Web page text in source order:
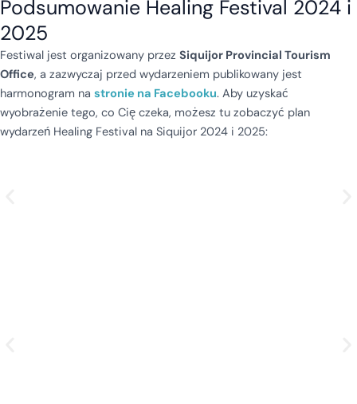
Podsumowanie Healing Festival 2024 i
2025
Festiwal jest organizowany przez Siquijor Provincial Tourism
Office, a zazwyczaj przed wydarzeniem publikowany jest
harmonogram na stronie na Facebooku. Aby uzyskać
wyobrażenie tego, co Cię czeka, możesz tu zobaczyć plan
wydarzeń Healing Festival na Siquijor 2024 i 2025: